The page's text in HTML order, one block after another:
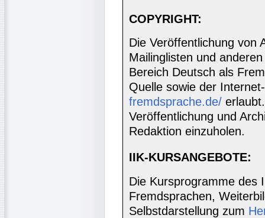
COPYRIGHT:
Die Veröffentlichung von
Mailinglisten und
Bereich Deutsch als
Quelle sowie der
fremdsprache.de/
Veröffentlichung und
Redaktion einzuholen.
IIK-KURSANGEBOTE:
Die Kursprogramme des
Fremdsprachen,
Selbstdarstellung zum